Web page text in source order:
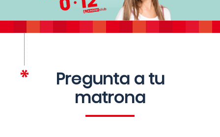
Pregunta a tu
matrona